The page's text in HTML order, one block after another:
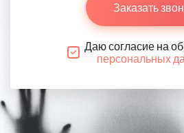
Заказать
Даю согласие на
персональных